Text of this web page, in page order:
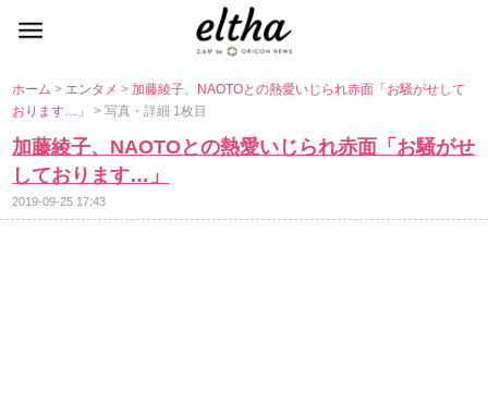
ホーム> エンタメ>加藤綾子、NAOTOとの熱愛いじられ赤面「お騒がせして
おります…」> 写真・詳細 1枚目
加藤綾子、NAOTOとの熱愛いじられ赤面「お騒がせ
しております…」
2019-09-25 17:43